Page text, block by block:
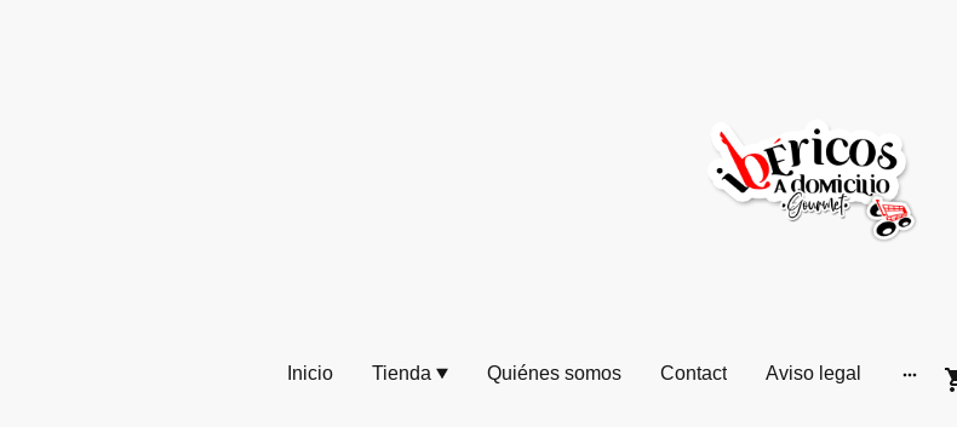
Inicio Tienda Quiénes somos Contact Aviso legal